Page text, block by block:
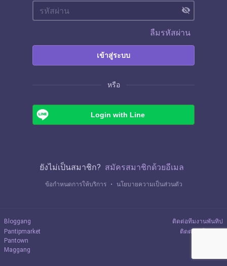
visibility_off
ลืมรหัสผ่าน
เข้าสู่ระบบ
หรือ
Login with Line
ยังไม่เป็นสมาชิก? สมัครสมาชิกด้วยอีเมล
ข้อกำหนดการให้บริการ ・ นโยบายความเป็นส่วนตัว
Bloggang
Pantipmarket
Pantown
Maggang
ติดต่อทีมงานพันทิป
ติดต่อลงโฆษณา